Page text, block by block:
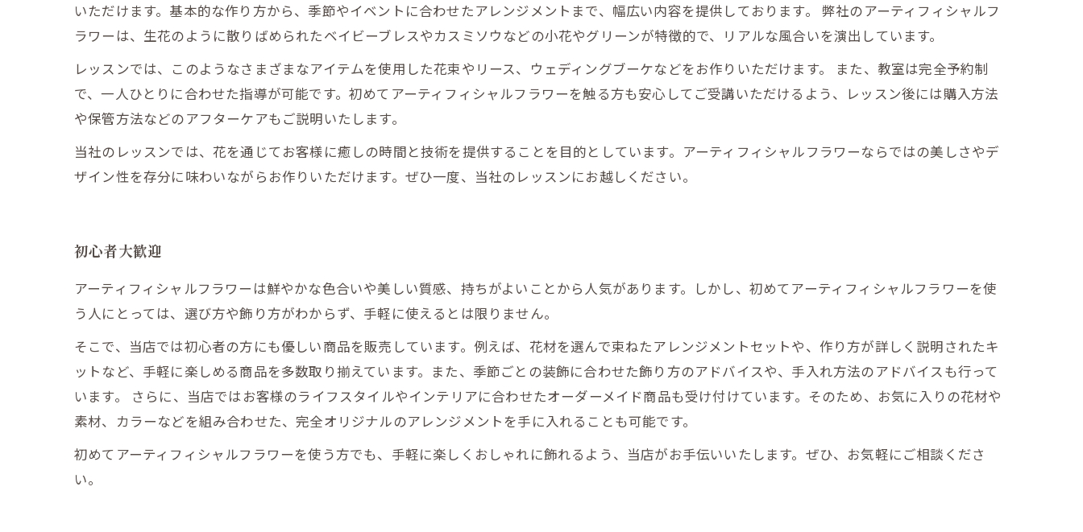
いただけます。基本的な作り方から、季節やイベントに合わせたアレンジメントまで、幅広い内容を提供しております。 弊社のアーティフィシャルフ
ラワーは、生花のように散りばめられたベイビーブレスやカスミソウなどの小花やグリーンが特徴的で、リアルな風合いを演出しています。
レッスンでは、このようなさまざまなアイテムを使用した花束やリース、ウェディングブーケなどをお作りいただけます。 また、教室は完全予約制
で、一人ひとりに合わせた指導が可能です。初めてアーティフィシャルフラワーを触る方も安心してご受講いただけるよう、レッスン後には購入方法
や保管方法などのアフターケアもご説明いたします。
当社のレッスンでは、花を通じてお客様に癒しの時間と技術を提供することを目的としています。アーティフィシャルフラワーならではの美しさやデ
ザイン性を存分に味わいながらお作りいただけます。ぜひ一度、当社のレッスンにお越しください。
初心者大歓迎
アーティフィシャルフラワーは鮮やかな色合いや美しい質感、持ちがよいことから人気があります。しかし、初めてアーティフィシャルフラワーを使
う人にとっては、選び方や飾り方がわからず、手軽に使えるとは限りません。
そこで、当店では初心者の方にも優しい商品を販売しています。例えば、花材を選んで束ねたアレンジメントセットや、作り方が詳しく説明されたキ
ットなど、手軽に楽しめる商品を多数取り揃えています。また、季節ごとの装飾に合わせた飾り方のアドバイスや、手入れ方法のアドバイスも行って
います。 さらに、当店ではお客様のライフスタイルやインテリアに合わせたオーダーメイド商品も受け付けています。そのため、お気に入りの花材や
素材、カラーなどを組み合わせた、完全オリジナルのアレンジメントを手に入れることも可能です。
初めてアーティフィシャルフラワーを使う方でも、手軽に楽しくおしゃれに飾れるよう、当店がお手伝いいたします。ぜひ、お気軽にご相談くださ
い。